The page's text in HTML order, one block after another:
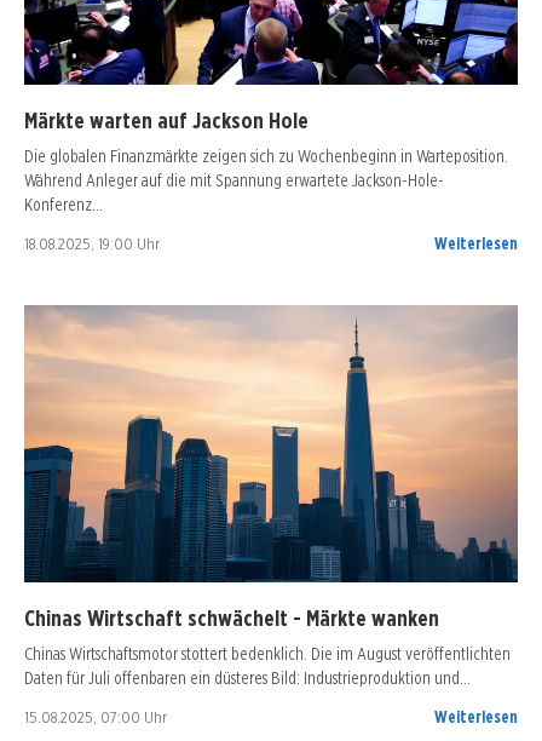
Märkte warten auf Jackson Hole
Die globalen Finanzmärkte zeigen sich zu Wochenbeginn in Warteposition.
Während Anleger auf die mit Spannung erwartete Jackson-Hole-
Konferenz…
18.08.2025, 19:00 Uhr Weiterlesen
Chinas Wirtschaft schwächelt - Märkte wanken
Chinas Wirtschaftsmotor stottert bedenklich. Die im August veröffentlichten
Daten für Juli offenbaren ein düsteres Bild: Industrieproduktion und…
15.08.2025, 07:00 Uhr Weiterlesen